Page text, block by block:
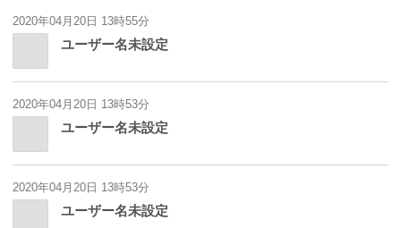
2020年04月20日 13時55分
ユーザー名未設定
2020年04月20日 13時53分
ユーザー名未設定
2020年04月20日 13時53分
ユーザー名未設定